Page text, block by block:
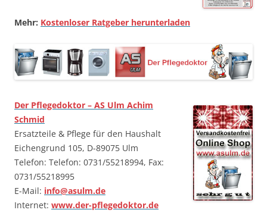
Mehr: Kostenloser Ratgeber herunterladen
Der Pflegedoktor – AS Ulm Achim
Schmid
Ersatzteile & Pflege für den Haushalt
Eichengrund 105, D-89075 Ulm
Telefon: Telefon: 0731/55218994, Fax:
0731/55218995
E-Mail: info@asulm.de
Internet: www.der-pflegedoktor.de